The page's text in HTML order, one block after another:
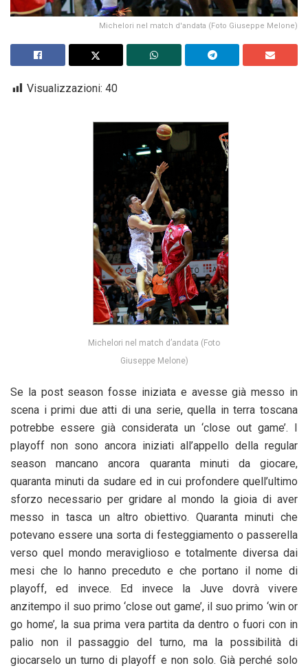
Michelori nel match d'andata (Foto Giuseppe Melone)
Visualizzazioni: 40
Michelori nel match d’andata (Foto
Giuseppe Melone)
Se la post season fosse iniziata e avesse già messo in
scena i primi due atti di una serie, quella in terra toscana
potrebbe essere già considerata un ‘close out game’. I
playoff non sono ancora iniziati all’appello della regular
season mancano ancora quaranta minuti da giocare,
quaranta minuti da sudare ed in cui profondere quell’ultimo
sforzo necessario per gridare al mondo la gioia di aver
messo in tasca un altro obiettivo. Quaranta minuti che
potevano essere una sorta di festeggiamento o passerella
verso quel mondo meraviglioso e totalmente diversa dai
mesi che lo hanno preceduto e che portano il nome di
playoff, ed invece. Ed invece la Juve dovrà vivere
anzitempo il suo primo ‘close out game’, il suo primo ‘win or
go home’, la sua prima vera partita da dentro o fuori con in
palio non il passaggio del turno, ma la possibilità di
giocarselo un turno di playoff e non solo. Già perché solo